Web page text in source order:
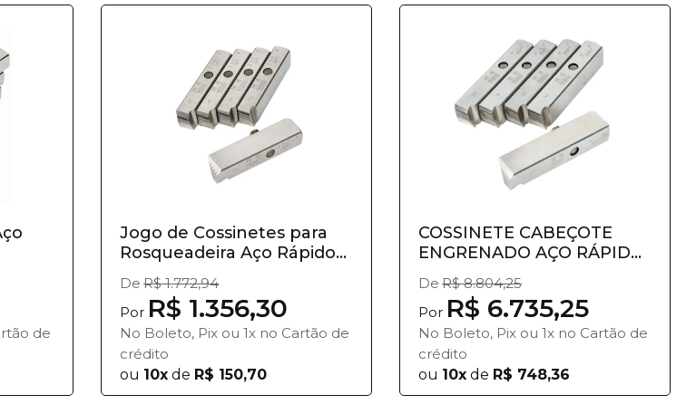
de
Jogo de Cossinetes para
Rosqueadeira Aço Rápido...
De R$ 1.772,94
Por R$ 1.356,30
No Boleto, Pix ou 1x no Cartão de
crédito
ou 10x de R$ 150,70
COSSINETE CABEÇOTE
ENGRENADO AÇO RÁPIDO
- 4" A...
De R$ 8.804,25
Por R$ 6.735,25
No Boleto, Pix ou 1x no Cartão de
crédito
ou 10x de R$ 748,36